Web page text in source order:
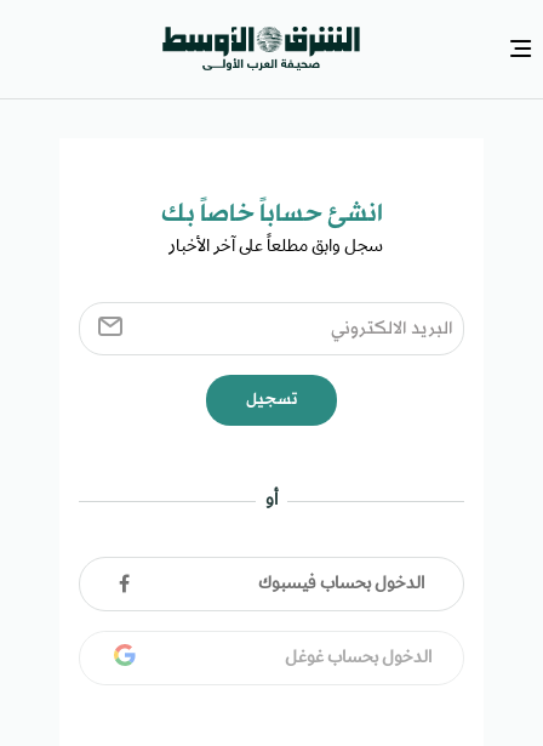
انشئ حساباً خاصاً بك​
سجل وابق مطلعاً على آخر الأخبار ​
تسجيل
أو
الدخول بحساب فيسبوك
الدخول بحساب غوغل